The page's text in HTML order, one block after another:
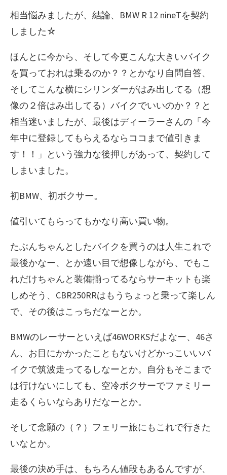
相当悩みましたが、結論、BMW R 12 nineTを契約
しました☆
ほんとに今から、そして今更こんな大きいバイク
を買っておれは乗るのか？？とかなり自問自答、
そしてこんな横にシリンダーがはみ出してる（想
像の２倍はみ出してる）バイクでいいのか？？と
相当迷いましたが、最後はディーラーさんの「今
年中に登録してもらえるならココまで値引きま
す！！」という強力な後押しがあって、契約して
しまいました。
初BMW、初ボクサー。
値引いてもらってもかなり高い買い物。
たぶんちゃんとしたバイクを買うのは人生これで
最後かなー、とか遠い目で想像しながら、でもこ
れだけちゃんと装備揃ってるならサーキットも楽
しめそう、CBR250RRはもうちょっと乗って楽しん
で、その後はこっちだなーとか。
BMWのレーサーといえば46WORKSだよなー、46さ
ん、お目にかかったこともないけどかっこいいバ
イクで筑波走ってるしなーとか。自分もそこまで
は行けないにしても、空冷ボクサーでファミリー
走るくらいならありだなーとか。
そして念願の（？）フェリー旅にもこれで行きた
いなとか。
最後の決め手は、もちろん値段もあるんですが、